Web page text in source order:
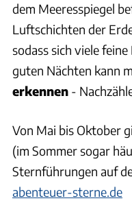
dem Meeresspiegel
Luftschichten der
sodass sich viele
guten Nächten kann
erkennen -
Von Mai bis Oktober
(im Sommer sogar
Sternführungen auf
abenteuer-sterne.de